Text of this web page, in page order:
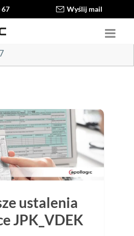
67 Wyślij mail
ustalenia
JPK_VDEK